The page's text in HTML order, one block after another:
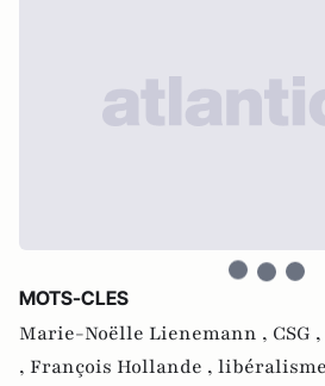
MOTS-CLES
Marie-Noëlle Lienemann , CSG ,
, François Hollande ,